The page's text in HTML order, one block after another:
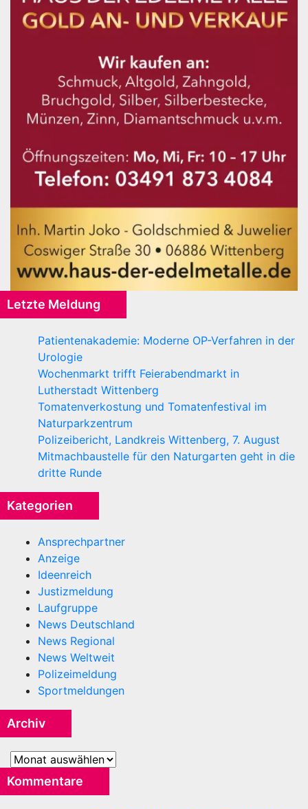
Letzte Meldung
Patientenakademie: Moderne OP-Verfahren in der
Urologie
Wochenmarkt trifft Feierabendmarkt in
Lutherstadt Wittenberg
Tomatenverkostung und Tomatenfestival im
Naturparkzentrum
Polizeibericht, Landkreis Wittenberg, 7. August
Mitmachbaustelle für den Naturgarten geht in die
dritte Runde
Kategorien
Ansprechpartner
Anzeige
Ideenreich
Justizmeldung
Laufgruppe
News Deutschland
News Regional
News Weltweit
Polizeimeldung
Sportmeldungen
Archiv
Archiv
Kommentare